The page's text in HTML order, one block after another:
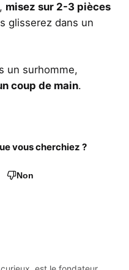
, misez sur 2-3 pièces
glisserez dans un
un surhomme,
coup de main.
vous cherchiez ?
Non